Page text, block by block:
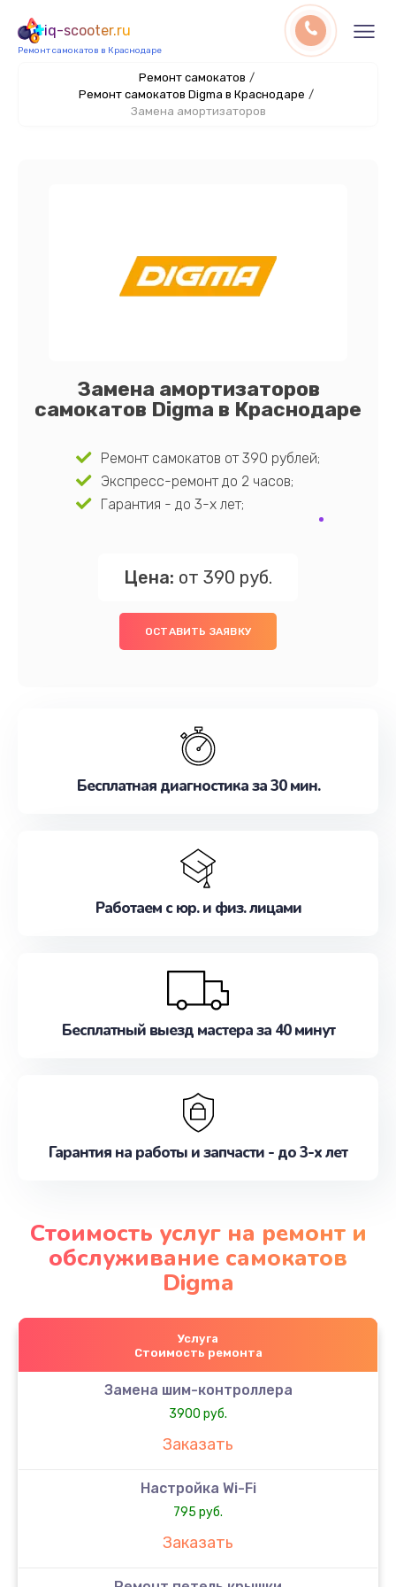
iq-scooter.ru
Ремонт самокатов в Краснодаре
Ремонт самокатов /
Ремонт самокатов Digma в Краснодаре /
Замена амортизаторов
Замена амортизаторов
самокатов Digma в Краснодаре
Ремонт самокатов от 390 рублей;
Экспресс-ремонт до 2 часов;
Гарантия - до 3-х лет;
Цена: от 390 руб.
ОСТАВИТЬ ЗАЯВКУ
Бесплатная диагностика за 30 мин.
Работаем с юр. и физ. лицами
Бесплатный выезд мастера за 40 минут
Гарантия на работы и запчасти - до 3-х лет
Стоимость услуг на ремонт и
обслуживание самокатов
Digma
Услуга
Стоимость ремонта
Замена шим-контроллера
3900 руб.
Заказать
Настройка Wi-Fi
795 руб.
Заказать